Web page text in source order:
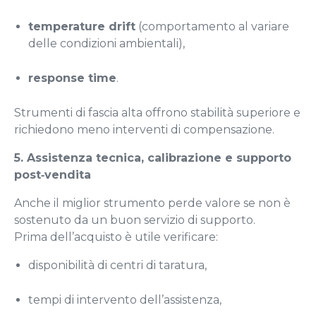
temperature drift (comportamento al variare
delle condizioni ambientali),
response time.
Strumenti di fascia alta offrono stabilità superiore e
richiedono meno interventi di compensazione.
5. Assistenza tecnica, calibrazione e supporto
post‑vendita
Anche il miglior strumento perde valore se non è
sostenuto da un buon servizio di supporto.
Prima dell’acquisto è utile verificare:
disponibilità di centri di taratura,
tempi di intervento dell’assistenza,